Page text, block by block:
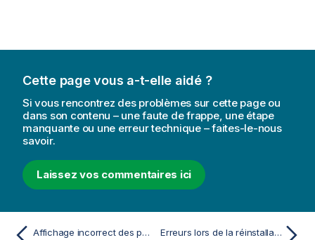
Cette page vous a-t-elle aidé ?
Si vous rencontrez des problèmes sur cette page ou
dans son contenu – une faute de frappe, une étape
manquante ou une erreur technique – faites-le-nous
savoir.
Laissez vos commentaires ici
Affichage incorrect des polices dans les rapports Erreurs lors de la réinstallation de Qlik NPrinting